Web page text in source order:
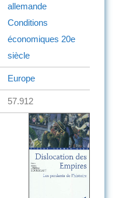
allemande
Conditions
économiques 20e
siècle
Europe
57.912